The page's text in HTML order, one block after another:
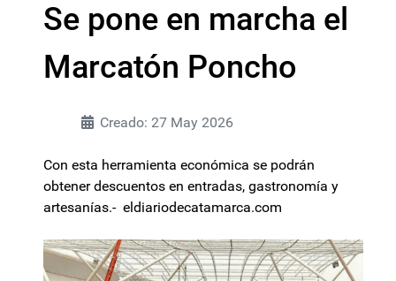
Se pone en marcha el
Marcatón Poncho
Creado: 27 May 2026
Con esta herramienta económica se podrán
obtener descuentos en entradas, gastronomía y
artesanías.- eldiariodecatamarca.com